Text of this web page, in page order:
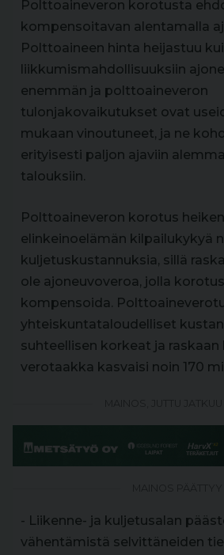
Polttoaineveron korotusta
kompensoitavan alentamalla
Polttoaineen hinta heijastuu
liikkumismahdollisuuksiin
enemmän ja polttoaineveron
tulonjakovaikutukset ovat
mukaan vinoutuneet, ja ne
erityisesti paljon ajaviin
talouksiin.
Polttoaineveron korotus
elinkeinoelämän kilpailukykyä
kuljetuskustannuksia, sillä
ole ajoneuvoveroa, jolla
kompensoida.
yhteiskuntataloudelliset
suhteellisen korkeat ja raskaan
verotaakka kasvaisi noin 170
- Liikenne- ja kuljetusalan
vähentämistä selvittäneiden